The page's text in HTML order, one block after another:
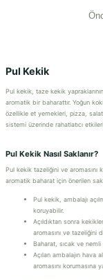
Pul Kekik
Pul kekik, taze kekik
aromatik bir baharattır. Yoğun
özellikle et yemekleri, pizza,
sistemi üzerinde rahatlatıcı
Pul Kekik Nasıl Saklanır?
Pul kekik tazeliğini ve
aromatik baharat için önerilen
Pul kekik, ambalajı
koruyabilir.
Açıldıktan sonra
aromasını ve tazeliğini
Baharat, sıcak ve
Açılan ambalajın hava
aromasını korumasına